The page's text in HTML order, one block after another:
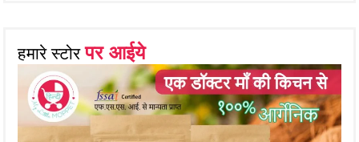
हमारे स्टोरपर आईये